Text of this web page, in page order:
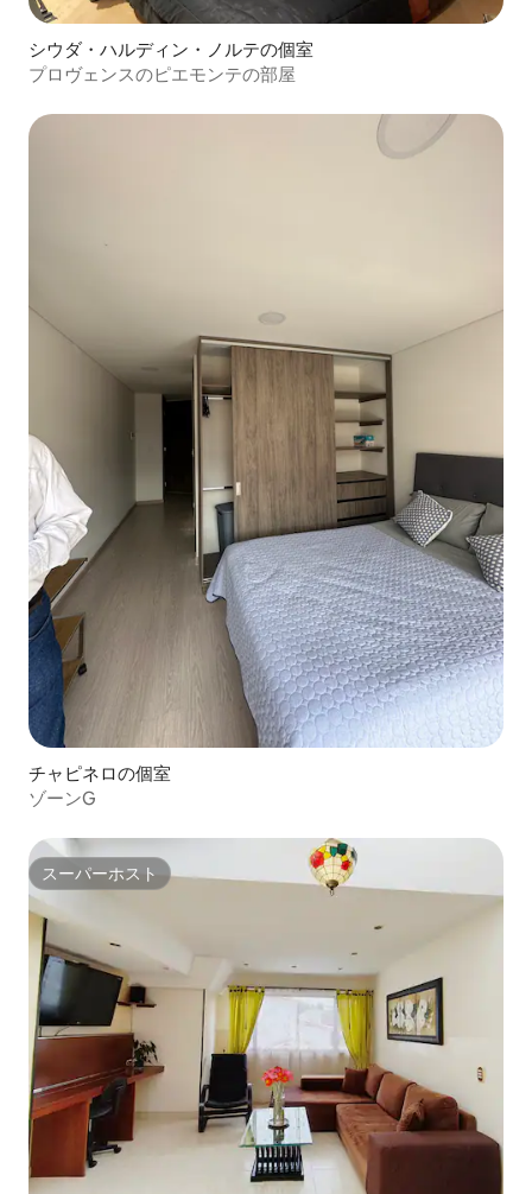
シウダ・ハルディン・ノルテの個室
プロヴェンスのピエモンテの部屋
チャピネロの個室
ゾーンG
スーパーホスト
スーパーホスト